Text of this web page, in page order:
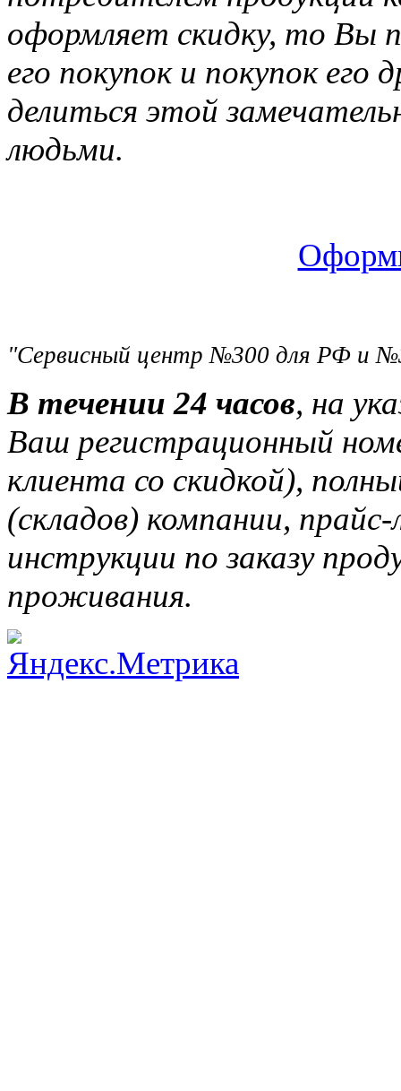
оформляет скидку, то Вы
его покупок и покупок
делиться этой
людьми.
"Сервисный центр №300 для РФ и
В течении 24 часов, на
Ваш регистрационный
клиента со скидкой),
(складов) компании,
инструкции по заказу
проживания.